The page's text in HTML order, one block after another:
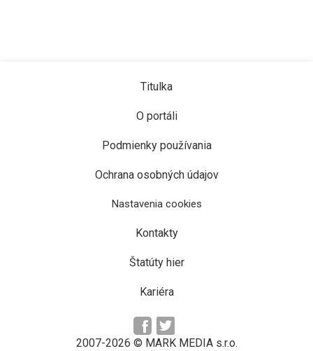
Titulka
O portáli
Podmienky používania
Ochrana osobných údajov
Nastavenia cookies
Kontakty
Štatúty hier
Kariéra
2007-2026 © MARK MEDIA s.r.o.